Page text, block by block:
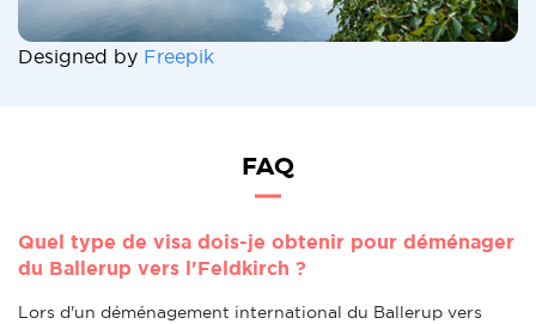
Designed by Freepik
FAQ
Quel type de visa dois-je obtenir pour déménager
du Ballerup vers l'Feldkirch ?
Lors d'un déménagement international du Ballerup vers